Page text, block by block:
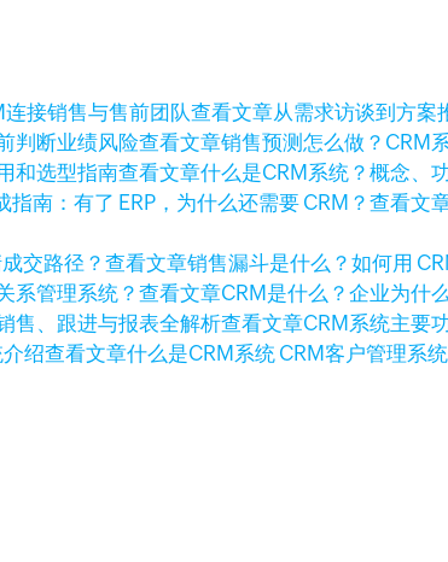
查看文章从需求访谈到方案
查看文章销售预测怎么做？CRM
查看文章什么是CRM系统？概念、
查看文
查看文章销售漏斗是什么？如何用
查看文章CRM是什么？企业为什
查看文章CRM系统主要
查看文章什么是CRM系统 CRM客户管理系